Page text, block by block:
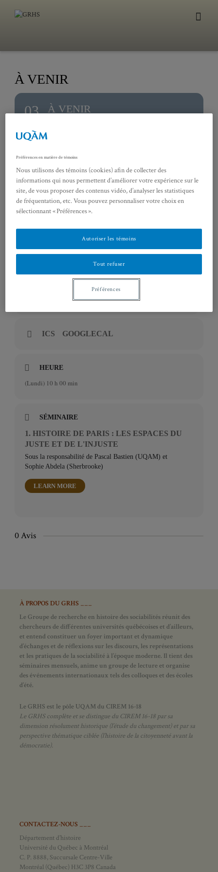
À VENIR
03 À VENIR
EN SAVOIR PLUS
ICS GOOGLECAL
HEURE
(Lundi) 10 h 00 min
SÉMINAIRE
1. HISTOIRE DE PARIS : LES ESPACES DU
JUSTE ET DE L'INJUSTE
Sous la responsabilité de Pascal Bastien (UQAM) et
Sophie Abdela (Sherbrooke)
LEARN MORE
0 Avis
À PROPOS DU GRHS ___
Le Groupe de recherche en histoire des sociabilités réunit des
chercheurs de différentes universités québécoises et d’ailleurs,
et entend constituer un foyer important et dynamique
d’échanges et de réflexions sur les discours, les représentations
et les pratiques de la sociabilité à l’époque moderne. Il tient des
séminaires mensuels, anime un groupe de lecture et organise
des événements internationaux tels des colloques et des écoles
d’été.
Le GRHS est le pôle UQAM du CIREM 16-18
Le GRHS complète et se distingue du CIREM 16-18 par sa
dimension résolument historique (l’étude du changement) et par sa
perspective thématique ciblée (l’histoire de la citoyenneté avant la
démocratie).
CONTACTEZ-NOUS ___
Département d’histoire
Université du Québec à Montréal
C. P. 8888, Succursale Centre-Ville
Montréal (Québec) H3C 3P8 Canada
Préférences en matière de témoins
Nous utilisons des témoins (cookies) afin de collecter des
informations qui nous permettent d’améliorer votre expérience sur le
site, de vous proposer des contenus vidéo, d’analyser les statistiques
de fréquentation, etc. Vous pouvez personnaliser votre choix en
sélectionnant « Préférences ».
Tout refuser
Autoriser les témoins
Préférences